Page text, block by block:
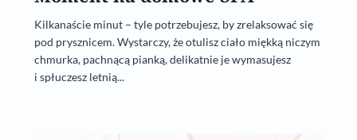
Kilkanaście minut – tyle potrzebujesz, by zrelaksować się
pod prysznicem. Wystarczy, że otulisz ciało miękką niczym
chmurka, pachnącą pianką, delikatnie je wymasujesz
i spłuczesz letnią...